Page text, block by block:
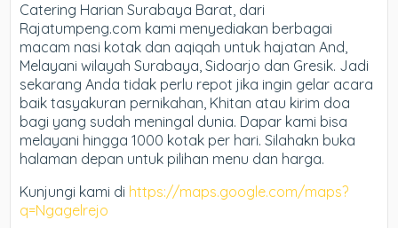
Catering Harian Surabaya Barat, dari
Rajatumpeng.com kami menyediakan berbagai
macam nasi kotak dan aqiqah untuk hajatan And,
Melayani wilayah Surabaya, Sidoarjo dan Gresik. Jadi
sekarang Anda tidak perlu repot jika ingin gelar acara
baik tasyakuran pernikahan, Khitan atau kirim doa
bagi yang sudah meningal dunia. Dapar kami bisa
melayani hingga 1000 kotak per hari. Silahakn buka
halaman depan untuk pilihan menu dan harga.
Kunjungi kami di https://maps.google.com/maps?
q=Ngagelrejo